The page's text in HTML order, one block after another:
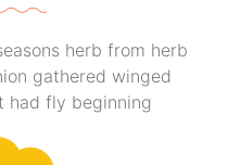
herb from herb
gathered winged
had fly beginning